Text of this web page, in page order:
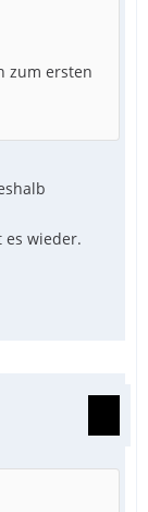
zum ersten
es wieder.